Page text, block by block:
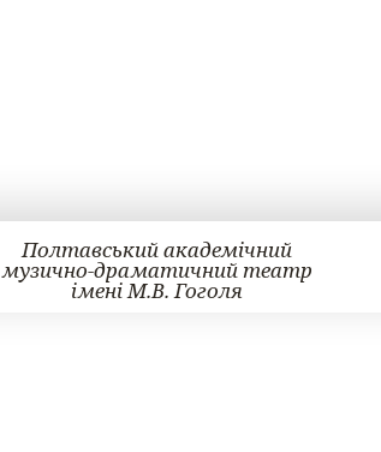
Полтавський академічний
музично-драматичний театр
імені М.В. Гоголя